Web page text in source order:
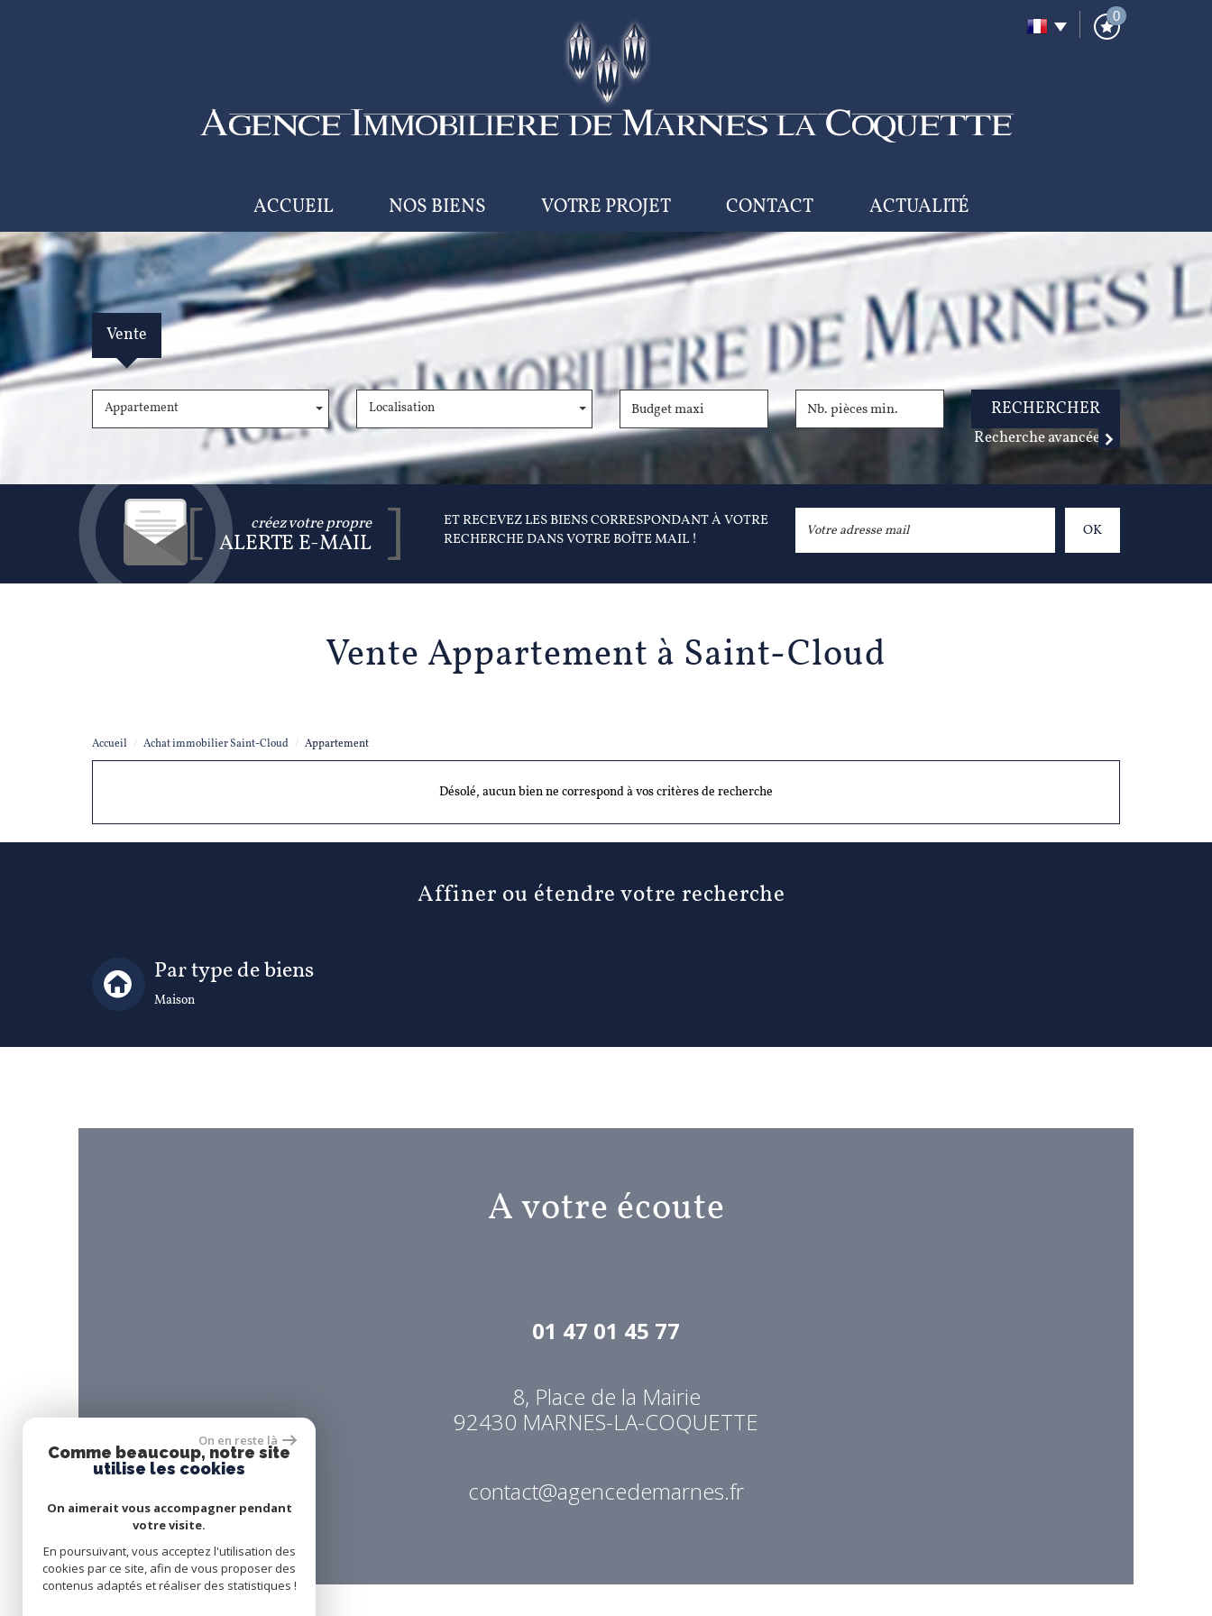
0
ACCUEIL NOS BIENS VOTRE PROJET CONTACT ACTUALITÉ
Vente
Appartement Localisation RECHERCHER
Recherche avancée
créez votre propre
ALERTE E-MAIL
ET RECEVEZ LES BIENS CORRESPONDANT À VOTRE
RECHERCHE DANS VOTRE BOÎTE MAIL !
OK
Vente Appartement à Saint-Cloud
Accueil Achat immobilier Saint-Cloud Appartement
Désolé, aucun bien ne correspond à vos critères de recherche
Affiner ou étendre votre recherche
Par type de biens
Maison
A votre écoute
01 47 01 45 77
8, Place de la Mairie
92430 MARNES-LA-COQUETTE
contact@agencedemarnes.fr
On en reste là
Comme beaucoup, notre site
utilise les cookies
On aimerait vous accompagner pendant
votre visite.
En poursuivant, vous acceptez l'utilisation des
cookies par ce site, afin de vous proposer des
contenus adaptés et réaliser des statistiques !